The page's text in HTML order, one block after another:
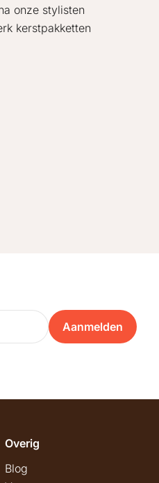
onze stylisten
kerstpakketten
Aanmelden
Overig
Blog